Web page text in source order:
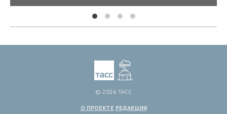
© 2026 ТАСС
О ПРОЕКТЕ РЕДАКЦИЯ